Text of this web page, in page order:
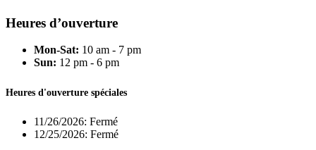
Heures d’ouverture
Mon-Sat: 10 am - 7 pm
Sun: 12 pm - 6 pm
Heures d'ouverture spéciales
11/26/2026: Fermé
12/25/2026: Fermé